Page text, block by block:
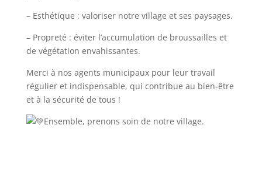
– Esthétique : valoriser notre village et ses paysages.
– Propreté : éviter l’accumulation de broussailles et
de végétation envahissantes.
Merci à nos agents municipaux pour leur travail
régulier et indispensable, qui contribue au bien-être
et à la sécurité de tous !
Ensemble, prenons soin de notre village.